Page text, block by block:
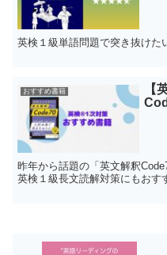
英検１級単語問題で突き抜けた
おすすめ書籍
【
昨年から話題の「英文解釈
英検１級長文読解対策にもおす